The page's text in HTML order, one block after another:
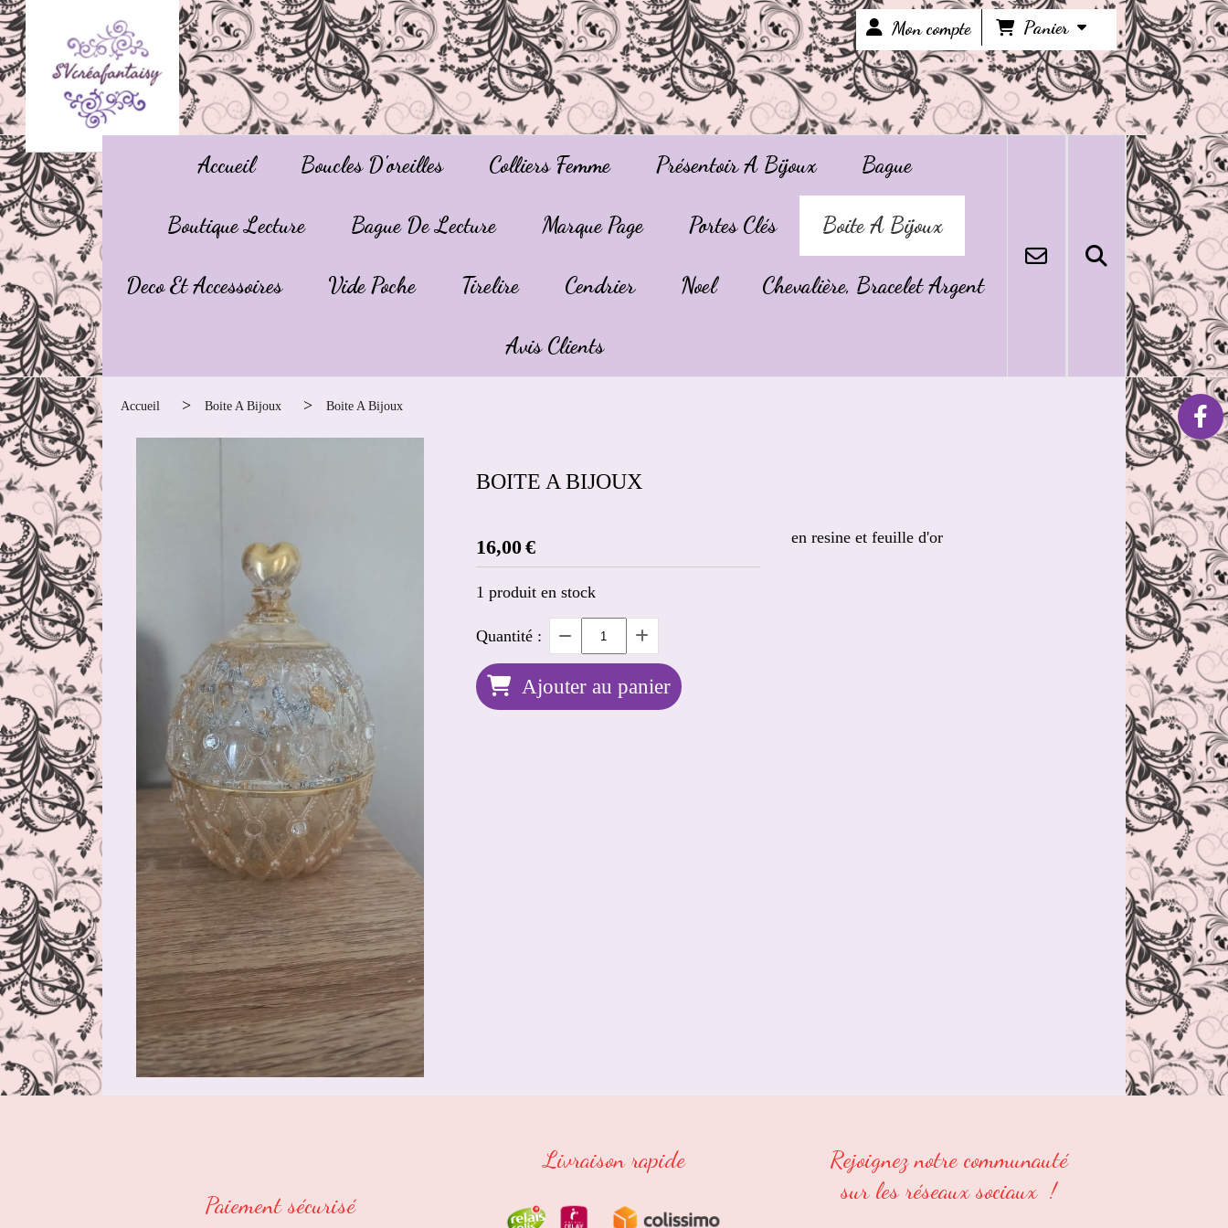
Mon compte Panier
Accueil Boucles D'oreilles Colliers Femme Présentoir A Bijoux Bague
Boutique Lecture Bague De Lecture Marque Page Portes Clés Boite A Bijoux
Deco Et Accessoires Vide Poche Tirelire Cendrier Noel Chevalière, Bracelet Argent
Avis Clients
Accueil Boite A Bijoux Boite A Bijoux
BOITE A BIJOUX
16,00€
1 produit en stock
Quantité :
Ajouter au panier
en resine et feuille d'or
Paiement sécurisé
Livraison rapide
Rejoignez notre communauté
sur les réseaux sociaux !
Panneau de gestion des cookies